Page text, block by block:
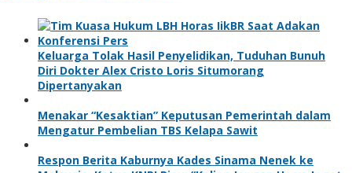
Keluarga Tolak Hasil Penyelidikan, Tuduhan Bunuh
Diri Dokter Alex Cristo Loris Situmorang
Dipertanyakan
Menakar “Kesaktian” Keputusan Pemerintah dalam
Mengatur Pembelian TBS Kelapa Sawit
Respon Berita Kaburnya Kades Sinama Nenek ke